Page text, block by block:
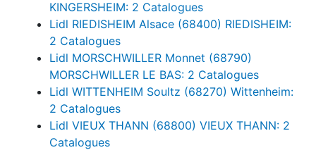
KINGERSHEIM: 2 Catalogues
Lidl RIEDISHEIM Alsace (68400) RIEDISHEIM:
2 Catalogues
Lidl MORSCHWILLER Monnet (68790)
MORSCHWILLER LE BAS: 2 Catalogues
Lidl WITTENHEIM Soultz (68270) Wittenheim:
2 Catalogues
Lidl VIEUX THANN (68800) VIEUX THANN: 2
Catalogues